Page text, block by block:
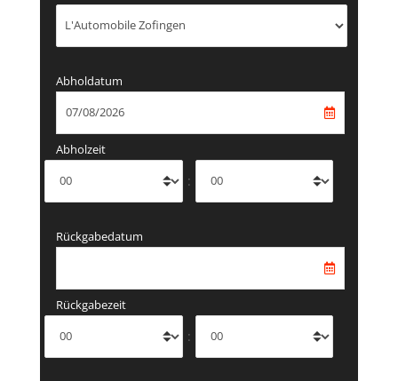
Abholdatum
Abholzeit
:
Rückgabedatum
Rückgabezeit
: